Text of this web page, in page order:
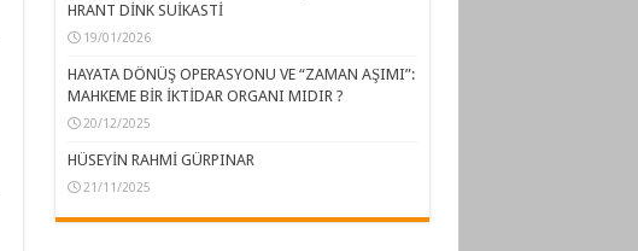
HRANT DİNK SUİKASTİ
19/01/2026
HAYATA DÖNÜŞ OPERASYONU VE “ZAMAN AŞIMI”:
MAHKEME BİR İKTİDAR ORGANI MIDIR ?
20/12/2025
HÜSEYİN RAHMİ GÜRPINAR
21/11/2025